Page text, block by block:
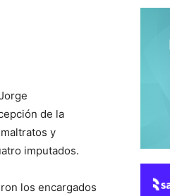
de la
y
imputados.
los encargados